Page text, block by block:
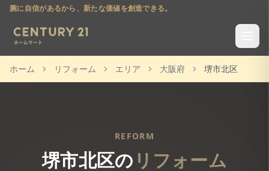
腕に自信があるから、新たな価値を創造できる。
ホーム リフォーム エリア 大阪府 堺市北区
REFORM
堺市北区の リフォーム